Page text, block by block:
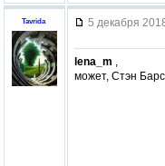
Tavrida
5 декабря
lena_m ,
может, Стэн